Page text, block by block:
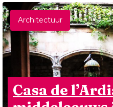
Architectuur
Casa de